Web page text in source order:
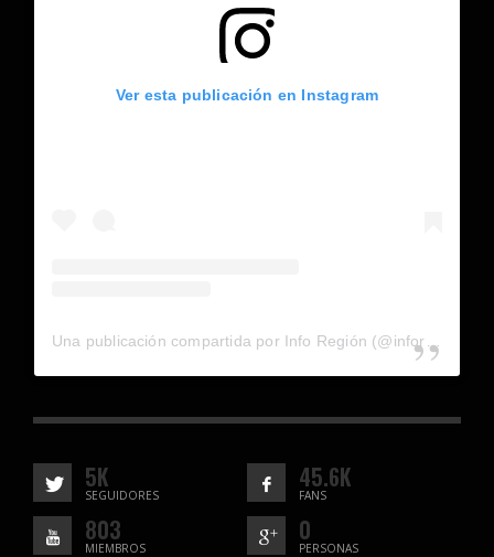
Ver esta publicación en Instagram
5K
SEGUIDORES
45.6K
FANS
803
MIEMBROS
0
PERSONAS